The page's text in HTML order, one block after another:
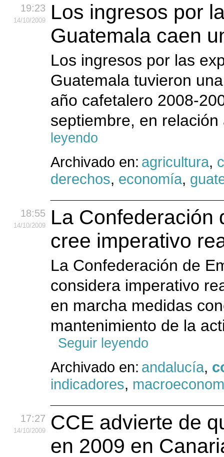
19:23
14/10/2009
Los ingresos por
Guatemala caen
Los ingresos por las
Guatemala tuvieron
año cafetalero 2008-
septiembre, en
leyendo
Archivado en: agricultura,
derechos, economía,
18:55
14/10/2009
La Confederación
cree imperativo
La Confederación de
considera imperativo
en marcha medidas
mantenimiento de la
Seguir leyendo
Archivado en: andalucía,
indicadores,
17:27
14/10/2009
CCE advierte de
en 2009 en